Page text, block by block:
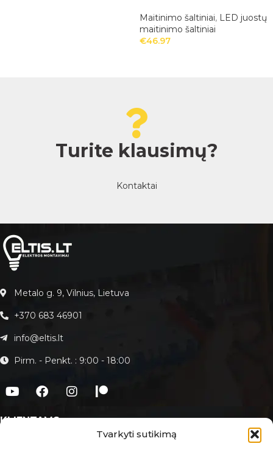
Tvarkyti sutikimą
Maitinimo šaltiniai, LED juostų
maitinimo šaltiniai
€46.97
Turite klausimų?
Kontaktai
Metalo g. 9, Vilnius, Lietuva
+370 683 46901
info@eltis.lt
Pirm. - Penkt. : 9:00 - 18:00
KLIENTAMS